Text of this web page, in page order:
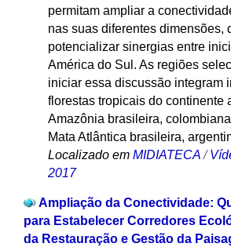
permitam ampliar a
nas suas diferentes dimensões,
potencializar sinergias entre
América do Sul. As regiões
iniciar essa discussão integram
florestas tropicais do continente
Amazônia brasileira,
Mata Atlântica brasileira,
Localizado em MIDIATECA /
2017
Ampliação da Conectividade:
para Estabelecer Corredores
da Restauração e Gestão da